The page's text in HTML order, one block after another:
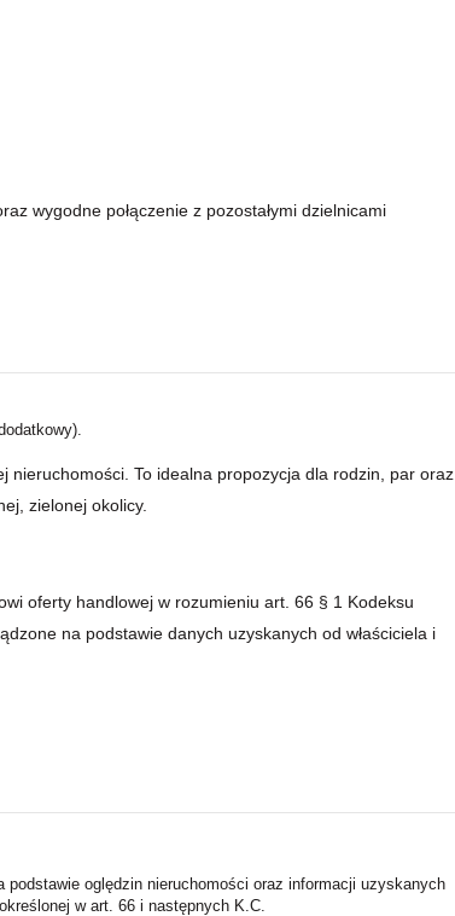
wygodne połączenie z pozostałymi dzielnicami
To idealna propozycja dla rodzin, par oraz
zielonej okolicy.
oferty handlowej w rozumieniu art. 66 § 1 Kodeksu
na podstawie danych uzyskanych od właściciela i
oględzin nieruchomości oraz informacji uzyskanych
w art. 66 i następnych K.C.